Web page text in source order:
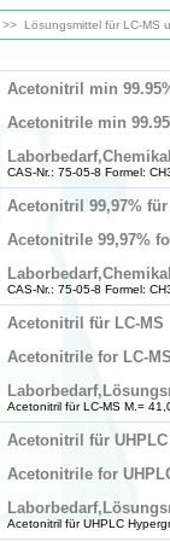
>> Lösungsmittel für LC-MS
Acetonitril min
Acetonitrile min
CAS-Nr.: 75-05-8 Formel:
Acetonitril 99,97% für
Acetonitrile 99,97%
CAS-Nr.: 75-05-8 Formel:
Acetonitril für LC-MS
Acetonitrile for LC-MS
Acetonitril für LC-MS M.=
Acetonitril für
Acetonitrile for
Acetonitril für UHPLC